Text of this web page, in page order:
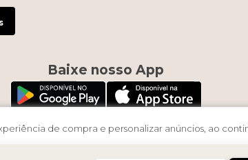
de compra e personalizar anúncios, ao
Baixe nosso App